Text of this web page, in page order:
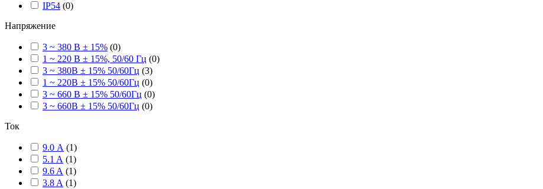
IP54 (0)
Напряжение
3 ~ 380 В ± 15% (0)
1 ~ 220 В ± 15%, 50/60 Гц (0)
3 ~ 380В ± 15% 50/60Гц (3)
1 ~ 220В ± 15% 50/60Гц (0)
3 ~ 660 В ± 15% 50/60Гц (0)
3 ~ 660В ± 15% 50/60Гц (0)
Ток
9.0 А (1)
5.1 A (1)
9.6 A (1)
3.8 A (1)